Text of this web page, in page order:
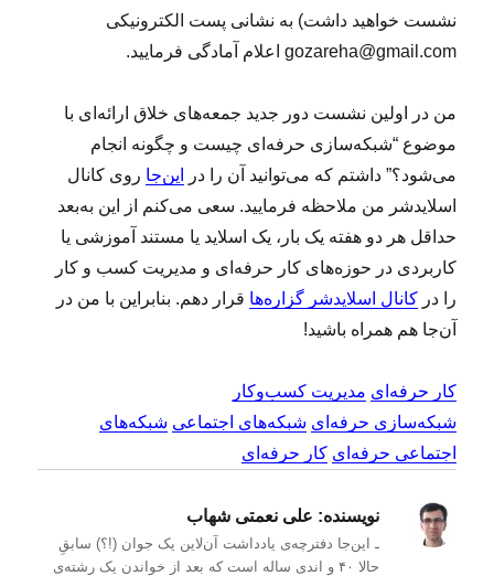
نشست خواهید داشت) به نشانی پست الکترونیکی
gozareha@gmail.com اعلام آمادگی فرمایید.
من در اولین نشست دور جدید جمعه‌های خلاق ارائه‌ای با
موضوع “شبکه‌سازی حرفه‌ای چیست و چگونه انجام
می‌شود؟” داشتم که می‌توانید آن را در
این‌جا روی کانال
اسلایدشر من ملاحظه فرمایید. سعی می‌کنم از این به‌بعد
حداقل هر دو هفته یک بار، یک اسلاید یا مستند آموزشی یا
کاربردی در حوزه‌های کار حرفه‌ای و مدیریت کسب و کار
را درکانال اسلایدشر گزاره‌ها قرار دهم. بنابراین با من در
آن‌جا هم همراه باشید!
کار حرفه‌ای مدیریت کسب‌و‌کار
شبکه‌سازی حرفه‌ای شبکه‌های اجتماعی شبکه‌های
اجتماعی حرفه‌ای کار حرفه‌ای
نویسنده: علی نعمتی شهاب
ـ این‌جا دفترچه‌ی یادداشت‌ آن‌لاین یک جوان (!؟) سابقِ
حالا ۴۰ و اندی ساله است که بعد از خواندن یک رشته‌ی